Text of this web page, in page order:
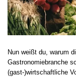
Nun weißt du, warum
Gastronomiebranche
(gast-)wirtschaftliche